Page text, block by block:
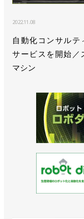
2022.11.08
自動化コンサルテ
サービスを開始／
マシン